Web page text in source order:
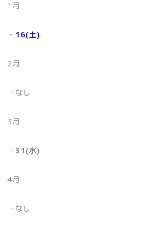
1月
・ 16(土)
2月
・なし
3月
・ 31(水)
4月
・なし